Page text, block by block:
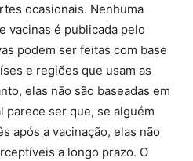
ocasionais. Nenhuma
vacinas é publicada pelo
podem ser feitas com base
e regiões que usam as
elas não são baseadas em
parece ser que, se alguém
após a vacinação, elas não
a longo prazo. O